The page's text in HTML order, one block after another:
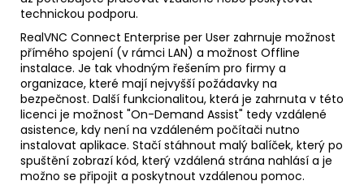
technickou podporu.
RealVNC Connect Enterprise per User zahrnuje možnost
přímého spojení (v rámci LAN) a možnost Offline
instalace. Je tak vhodným řešením pro firmy a
organizace, které mají nejvyšší požádavky na
bezpečnost. Další funkcionalitou, která je zahrnuta v této
licenci je možnost "On-Demand Assist" tedy vzdálené
asistence, kdy není na vzdáleném počítači nutno
instalovat aplikace. Stačí stáhnout malý balíček, který po
spuštění zobrazí kód, který vzdálená strána nahlásí a je
možno se připojit a poskytnout vzdálenou pomoc.